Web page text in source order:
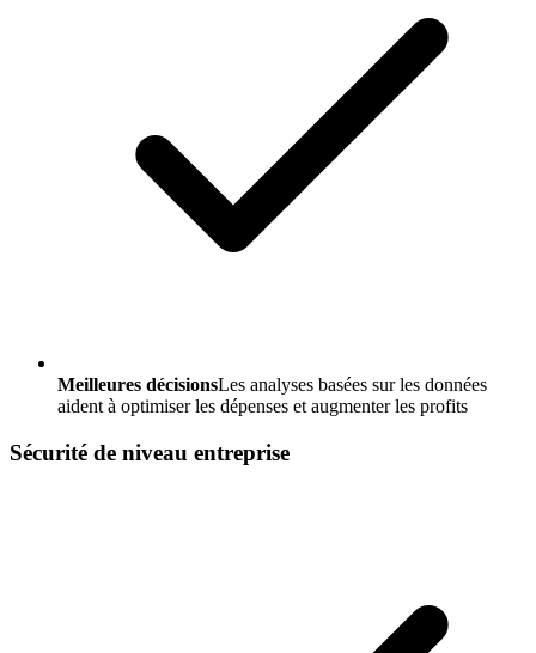
Meilleures décisionsLes analyses basées sur les données
aident à optimiser les dépenses et augmenter les profits
Sécurité de niveau entreprise